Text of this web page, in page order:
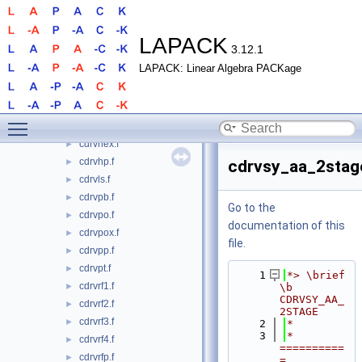
LAPACK 3.12.1
LAPACK: Linear Algebra PACKage
cdrvgt.f
cdrvhe.f
► cdrvhe_aa.f
► cdrvhe_aa_2stage.f
cdrvhe_rk.f
► cdrvhex.f
► cdrvhp.f
► cdrvls.f
► cdrvpb.f
► cdrvpo.f
► cdrvpox.f
► cdrvpp.f
► cdrvpt.f
► cdrvrf1.f
► cdrvrf2.f
► cdrvrf3.f
► cdrvrf4.f
► cdrvrfp.f
Go to the
documentation of this
file.
    1
*> \brief
\b
CDRVSY_AA_
2STAGE
    2
*
    3
*
==========